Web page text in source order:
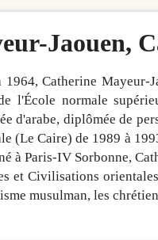
Jaouen,
1964, Catherine Mayeur-
l'École normale
d'arabe, diplômée de
(Le Caire) de 1989 à
à Paris-IV Sorbonne,
et Civilisations
musulman, les